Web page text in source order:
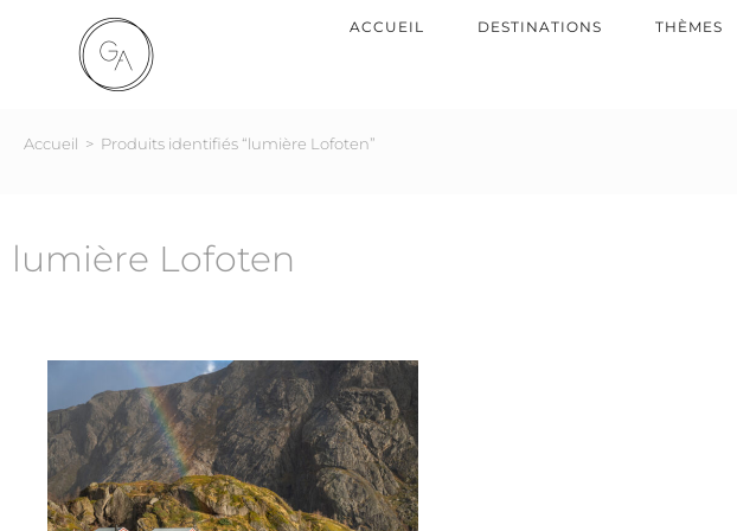
ACCUEIL DESTINATIONS THÈMES
Accueil > Produits identifiés “lumière Lofoten”
lumière Lofoten